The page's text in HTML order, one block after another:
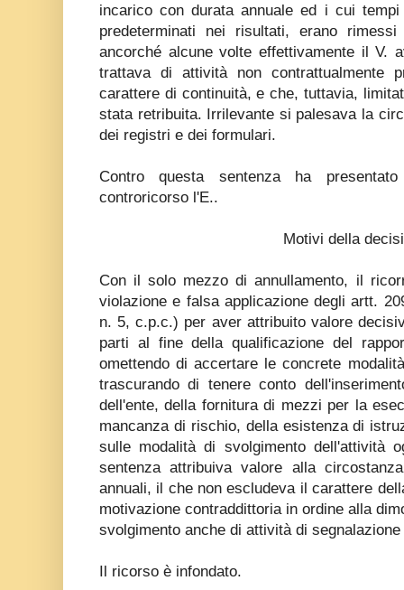
incarico con durata annuale ed i cui tempi
predeterminati nei risultati, erano
ancorché alcune volte effettivamente il V.
trattava di attività non contrattualmente
carattere di continuità, e che, tuttavia,
stata retribuita. Irrilevante si palesava la
dei registri e dei formulari.
Contro questa sentenza ha
controricorso l'E..
Motivi della
Con il solo mezzo di annullamento, il
violazione e falsa applicazione degli artt.
n. 5, c.p.c.) per aver attribuito valore
parti al fine della qualificazione del
omettendo di accertare le concrete
trascurando di tenere conto
dell'ente, della fornitura di mezzi per la
mancanza di rischio, della esistenza di
sulle modalità di svolgimento dell'attività
sentenza attribuiva valore alla
annuali, il che non escludeva il carattere
motivazione contraddittoria in ordine alla
svolgimento anche di attività di
Il ricorso è infondato.